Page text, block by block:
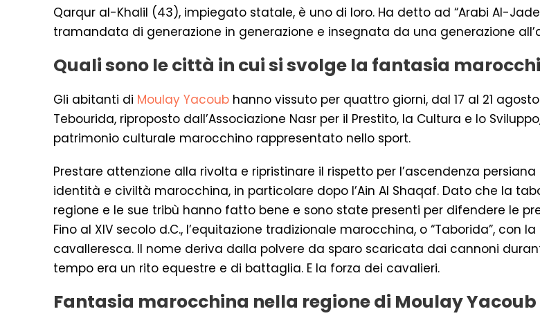
Qarqur al-Khalil (43), impiegato statale, è uno di loro. Ha detto ad “Arabi Al-
tramandata di generazione in generazione e insegnata da una generazione
Quali sono le città in cui si svolge la fantasia
Gli abitanti di Moulay Yacoub hanno vissuto per quattro giorni, dal 17 al 21
Tebourida, riproposto dall’Associazione Nasr per il Prestito, la Cultura e lo
patrimonio culturale marocchino rappresentato nello sport.
Prestare attenzione alla rivolta e ripristinare il rispetto per l’ascendenza
identità e civiltà marocchina, in particolare dopo l’Ain Al Shaqaf. Dato che la
regione e le sue tribù hanno fatto bene e sono state presenti per difendere le
Fino al XIV secolo d.C., l’equitazione tradizionale marocchina, o “Taborida”,
cavalleresca. Il nome deriva dalla polvere da sparo scaricata dai cannoni
tempo era un rito equestre e di battaglia. E la forza dei cavalieri.
Fantasia marocchina nella regione di Moulay Yacoub